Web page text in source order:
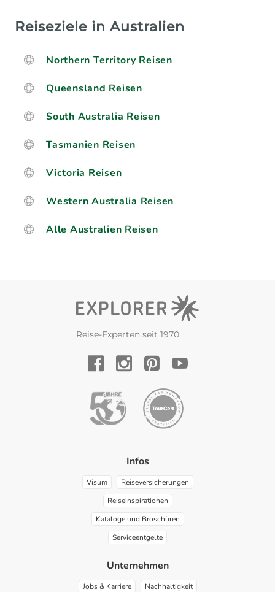
Reiseziele in Australien
Northern Territory Reisen
Queensland Reisen
South Australia Reisen
Tasmanien Reisen
Victoria Reisen
Western Australia Reisen
Alle Australien Reisen
Reise-Experten seit 1970
Infos
Visum
Reiseversicherungen
Reiseinspirationen
Kataloge und Broschüren
Serviceentgelte
Unternehmen
Jobs & Karriere Nachhaltigkeit